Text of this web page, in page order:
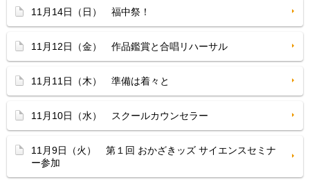
11月14日（日） 福中祭！
11月12日（金） 作品鑑賞と合唱リハーサル
11月11日（木） 準備は着々と
11月10日（水） スクールカウンセラー
11月9日（火） 第１回 おかざきッズ サイエンスセミナ
ー参加